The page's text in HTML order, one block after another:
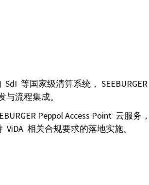
等国家级清算系统，
与流程集成。
Peppol Access Point 云服务
相关合规要求的落地实施。